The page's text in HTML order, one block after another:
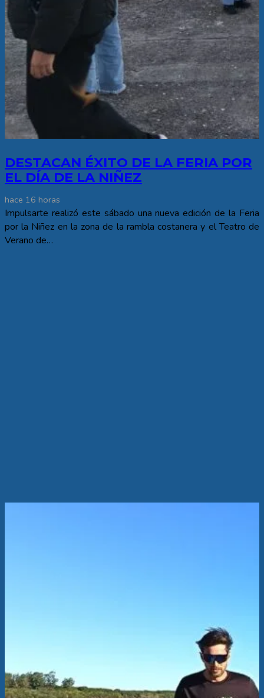
DESTACAN ÉXITO DE LA FERIA POR
EL DÍA DE LA NIÑEZ
hace 16 horas
Impulsarte realizó este sábado una nueva edición de la Feria
por la Niñez en la zona de la rambla costanera y el Teatro de
Verano de…